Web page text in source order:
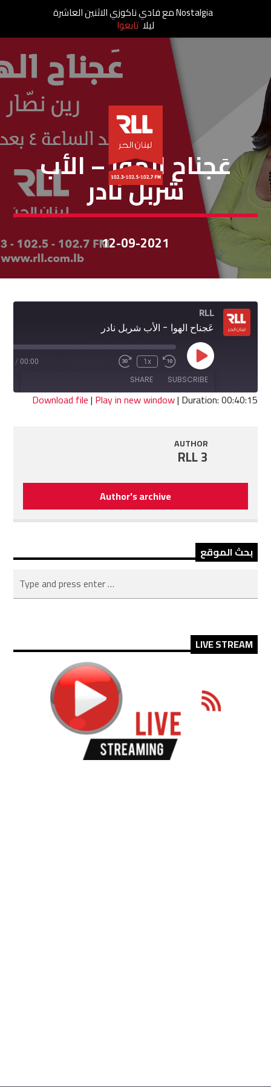
عَجناح الهوا
عَجناح الهوا – الأب
شربل نادر
12-09-2021
RLL
عَجناح الهوا - الأب شربل نادر
Play
Episode
Rewind
10
Seconds
1x
Fast
seconds
00:00
/
SUBSCRIBE
SHARE
Download file| Play in new window| Duration: 00:40:15
AUTHOR
RLL 3
Author's archive
بحث الموقع
LIVE STREAM
Nostalgia مع فادي ناكوزي الاثنين العاشرة
ليلا تابعوا